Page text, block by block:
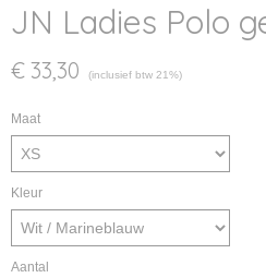
JN Ladies Polo
€ 33,30 (inclusief btw 21%)
Maat
Kleur
Aantal